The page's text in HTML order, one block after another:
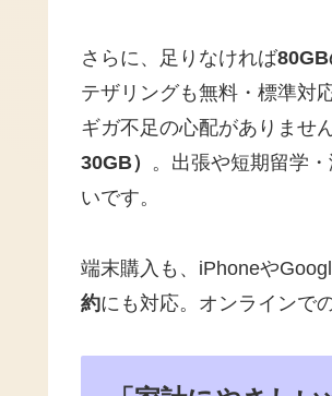
さらに、足りなければ80GB
テザリングも無料・標準対
ギガ不足の心配がありませ
30GB） 。出張や短期留学
いです。
端末購入も、iPhoneや
約にも対応。オンラインで